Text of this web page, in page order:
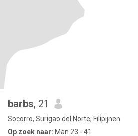
barbs, 21
Socorro, Surigao del Norte, Filipijnen
Op zoek naar: Man 23 - 41